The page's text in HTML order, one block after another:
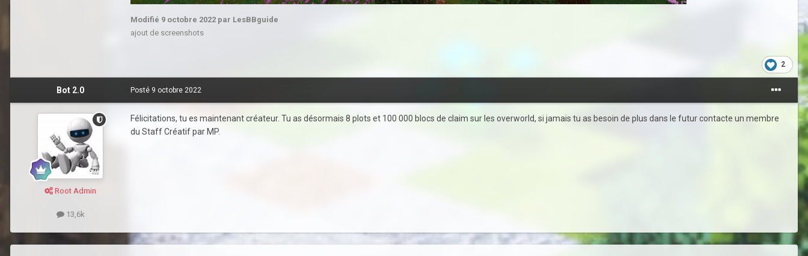
Modifié 9 octobre 2022 par LesBBguide
ajout de screenshots
2
Bot 2.0
Root Admin
13,6k
Posté 9 octobre 2022
Félicitations, tu es maintenant créateur. Tu as désormais 8 plots et 100 000 blocs de claim sur les overworld, si jamais tu as besoin de plus dans le futur contacte un membre
du Staff Créatif par MP.